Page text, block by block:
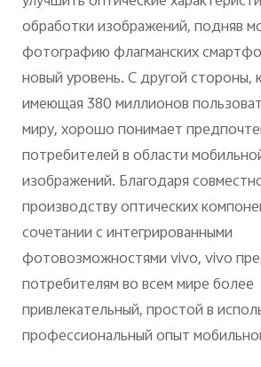
обработки изображений, подняв
фотографию флагманских
новый уровень. С другой стороны,
имеющая 380 миллионов
миру, хорошо понимает
потребителей в области
изображений. Благодаря
производству оптических
сочетании с интегрированными
фотовозможностями vivo, vivo
потребителям во всем мире более
привлекательный, простой в
профессиональный опыт